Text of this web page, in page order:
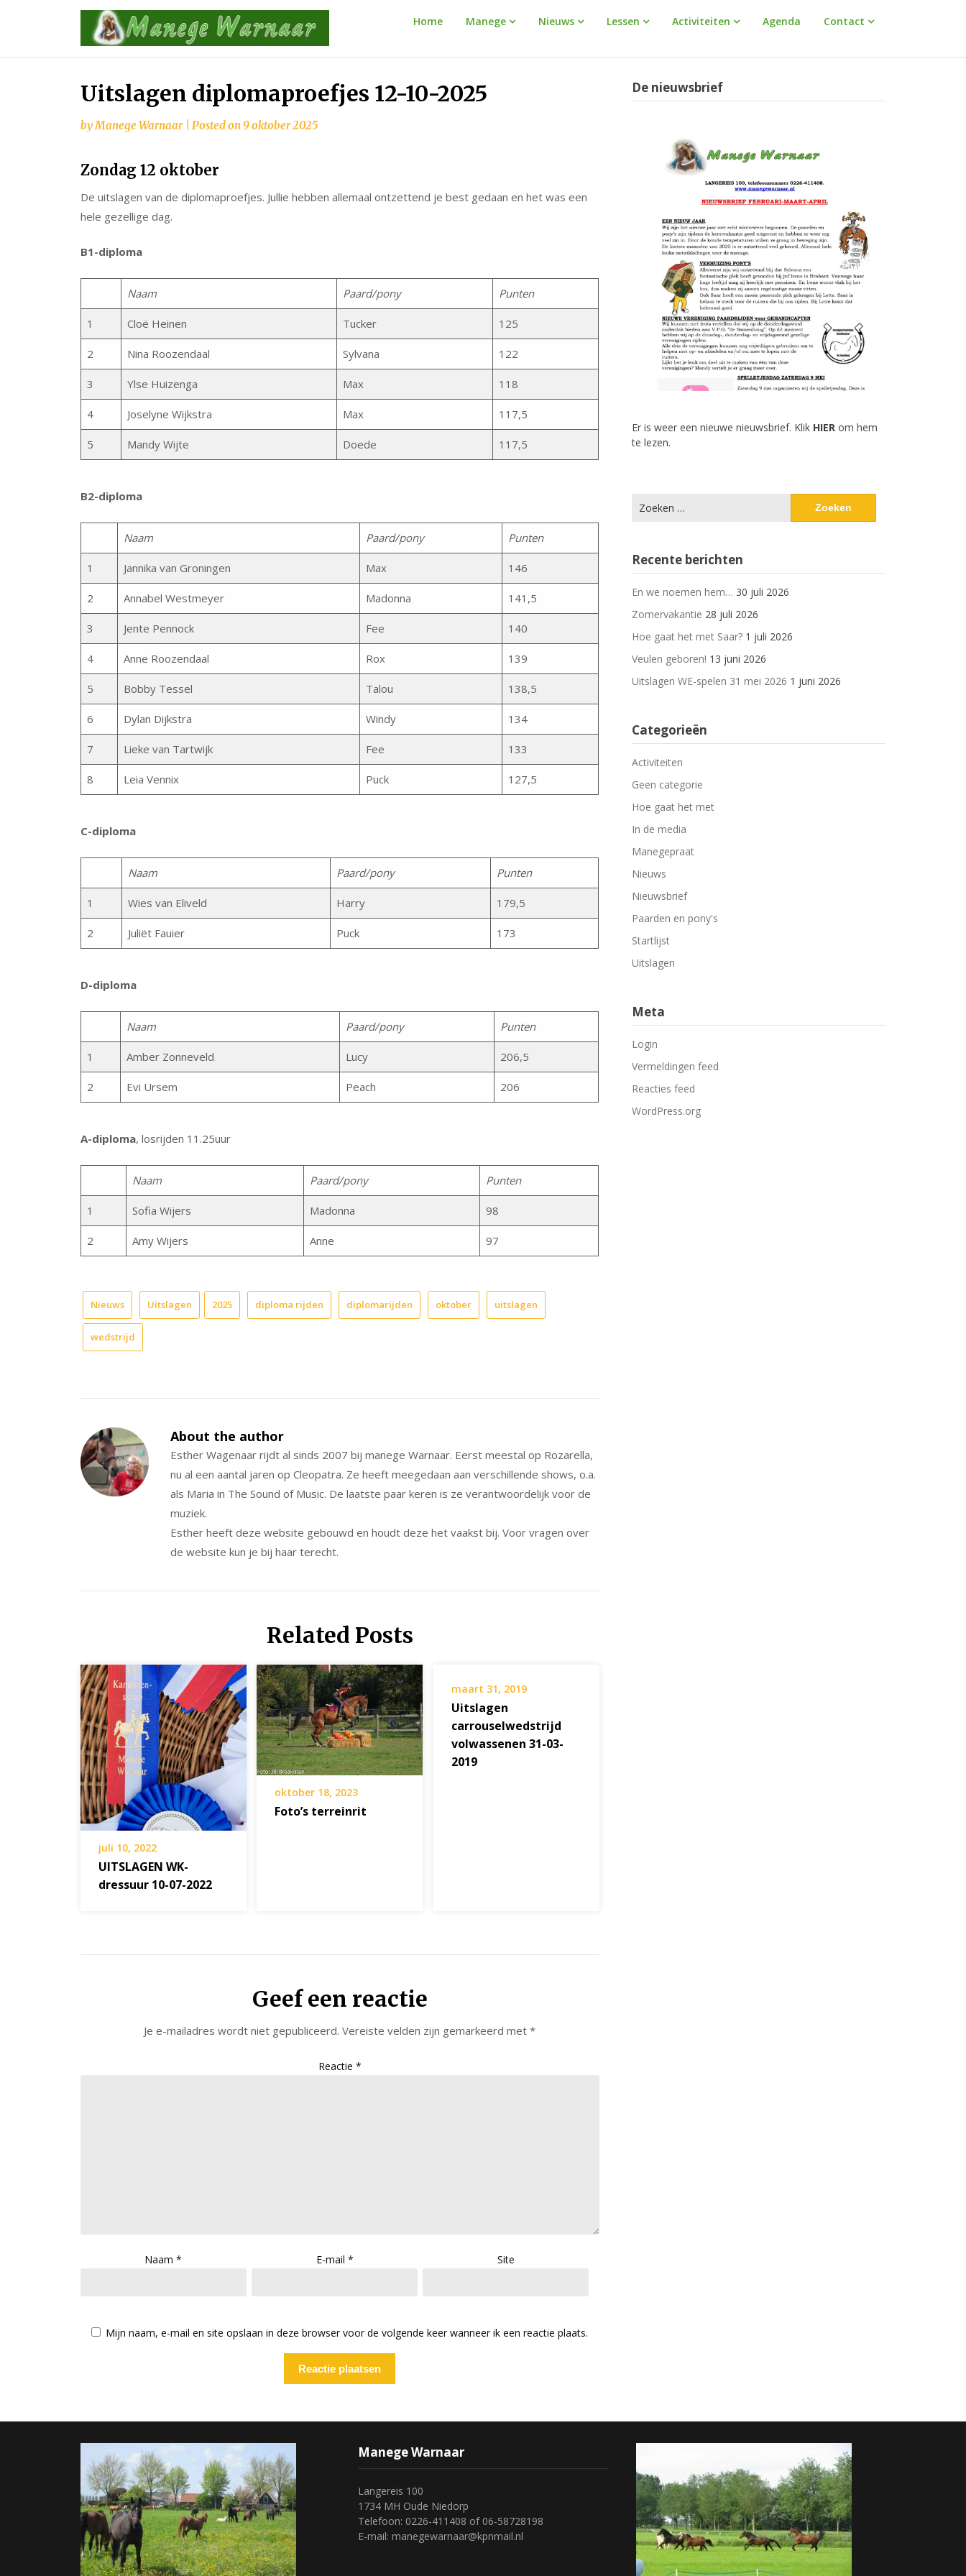
Home Manege Nieuws Lessen Activiteiten Agenda Contact
Uitslagen diplomaproefjes 12-10-2025
byManege Warnaar Posted on 9 oktober 2025
Zondag 12 oktober
De uitslagen van de diplomaproefjes. Jullie hebben allemaal ontzettend je best gedaan en het was een
hele gezellige dag.
B1-diploma
Naam Paard/pony Punten
1 Cloë Heinen Tucker 125
2 Nina Roozendaal Sylvana 122
3 Ylse Huizenga Max 118
4 Joselyne Wijkstra Max 117,5
5 Mandy Wijte Doede 117,5
B2-diploma
Naam Paard/pony Punten
1 Jannika van Groningen Max 146
2 Annabel Westmeyer Madonna 141,5
3 Jente Pennock Fee 140
4 Anne Roozendaal Rox 139
5 Bobby Tessel Talou 138,5
6 Dylan Dijkstra Windy 134
7 Lieke van Tartwijk Fee 133
8 Leia Vennix Puck 127,5
C-diploma
Naam Paard/pony Punten
1 Wies van Eliveld Harry 179,5
2 Juliët Fauier Puck 173
D-diploma
Naam Paard/pony Punten
1 Amber Zonneveld Lucy 206,5
2 Evi Ursem Peach 206
A-diploma, losrijden 11.25uur
Naam Paard/pony Punten
1 Sofia Wijers Madonna 98
2 Amy Wijers Anne 97
Nieuws Uitslagen 2025 diploma rijden diplomarijden oktober uitslagen
wedstrijd
About the author
Esther Wagenaar rijdt al sinds 2007 bij manege Warnaar. Eerst meestal op Rozarella,
nu al een aantal jaren op Cleopatra. Ze heeft meegedaan aan verschillende shows, o.a.
als Maria in The Sound of Music. De laatste paar keren is ze verantwoordelijk voor de
muziek.
Esther heeft deze website gebouwd en houdt deze het vaakst bij. Voor vragen over
de website kun je bij haar terecht.
Related Posts
juli 10, 2022
UITSLAGEN WK-
dressuur 10-07-2022
oktober 18, 2023
Foto’s terreinrit
maart 31, 2019
Uitslagen
carrouselwedstrijd
volwassenen 31-03-
2019
Geef een reactie
Je e-mailadres wordt niet gepubliceerd. Vereiste velden zijn gemarkeerd met*
Reactie *
Naam* E-mail * Site
Mijn naam, e-mail en site opslaan in deze browser voor de volgende keer wanneer ik een reactie plaats.
De nieuwsbrief
Er is weer een nieuwe nieuwsbrief. Klik HIER om hem
te lezen.
naar:
Recente berichten
En we noemen hem… 30 juli 2026
Zomervakantie 28 juli 2026
Hoe gaat het met Saar? 1 juli 2026
Veulen geboren! 13 juni 2026
Uitslagen WE-spelen 31 mei 2026 1 juni 2026
Categorieën
Activiteiten
Geen categorie
Hoe gaat het met
In de media
Manegepraat
Nieuws
Nieuwsbrief
Paarden en pony's
Startlijst
Uitslagen
Meta
Login
Vermeldingen feed
Reacties feed
WordPress.org
Manege Warnaar
Langereis 100
1734 MH Oude Niedorp
Telefoon: 0226-411408 of 06-58728198
E-mail: manegewarnaar@kpnmail.nl